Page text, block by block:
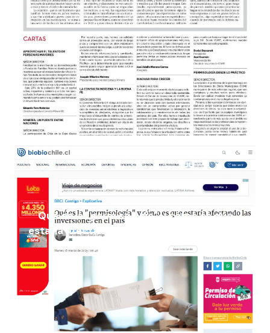
Qué es la "permisología" y cómo es que
estaría afectando las inversiones en el país
18 de marzo 2025